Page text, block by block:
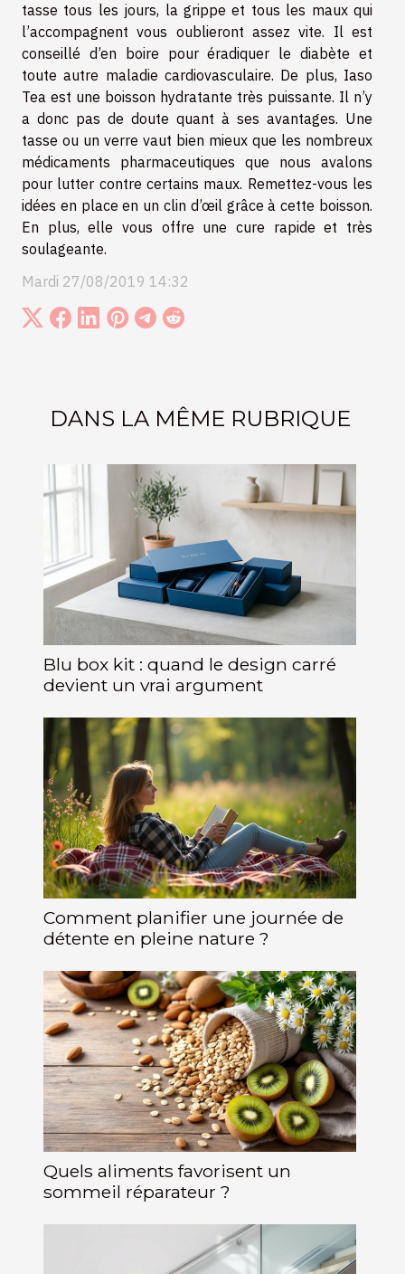
tasse tous les jours, la grippe et tous les maux qui
l’accompagnent vous oublieront assez vite. Il est
conseillé d’en boire pour éradiquer le diabète et
toute autre maladie cardiovasculaire. De plus, Iaso
Tea est une boisson hydratante très puissante. Il n’y
a donc pas de doute quant à ses avantages. Une
tasse ou un verre vaut bien mieux que les nombreux
médicaments pharmaceutiques que nous avalons
pour lutter contre certains maux. Remettez-vous les
idées en place en un clin d’œil grâce à cette boisson.
En plus, elle vous offre une cure rapide et très
soulageante.
Mardi 27/08/2019 14:32
DANS LA MÊME RUBRIQUE
Blu box kit : quand le design carré
devient un vrai argument
Comment planifier une journée de
détente en pleine nature ?
Quels aliments favorisent un
sommeil réparateur ?